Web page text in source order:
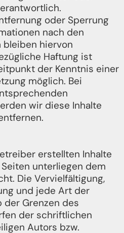
oder Sperrung
nach den
bleiben hiervon
Haftung ist
der Kenntnis einer
möglich. Bei
wir diese Inhalte
erstellten Inhalte
unterliegen dem
Die Vervielfältigung,
und jede Art der
Grenzen des
der schriftlichen
Autors bzw.